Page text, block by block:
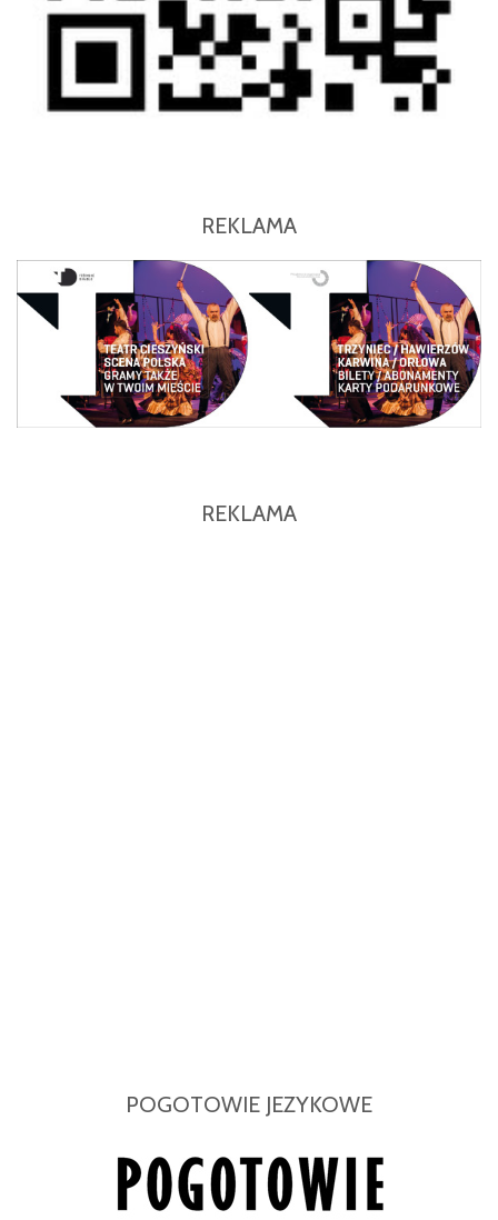
REKLAMA
REKLAMA
POGOTOWIE JEZYKOWE